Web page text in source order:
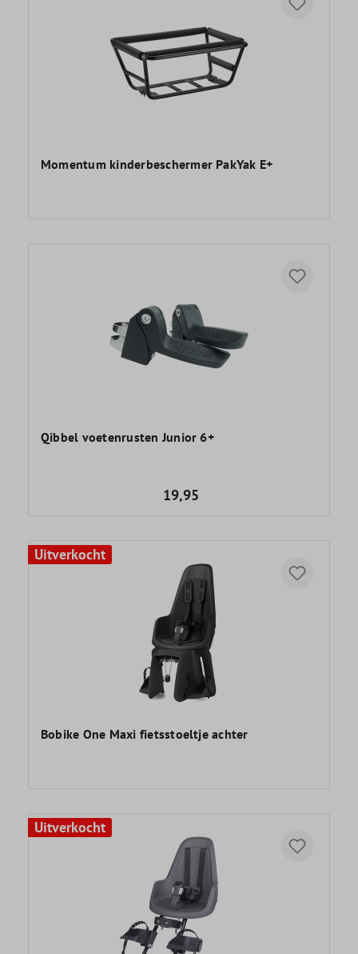
Momentum kinderbeschermer PakYak E+
Qibbel voetenrusten Junior 6+
19,95
Uitverkocht
Bobike One Maxi fietsstoeltje achter
Uitverkocht